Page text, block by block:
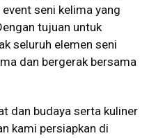
seni kelima yang
tujuan untuk
seluruh elemen seni
dan bergerak bersama
dan budaya serta kuliner
kami persiapkan di